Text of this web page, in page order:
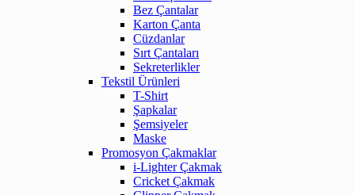
Bez Çantalar
Karton Çanta
Cüzdanlar
Sırt Çantaları
Sekreterlikler
Tekstil Ürünleri
T-Shirt
Şapkalar
Şemsiyeler
Maske
Promosyon Çakmaklar
i-Lighter Çakmak
Cricket Çakmak